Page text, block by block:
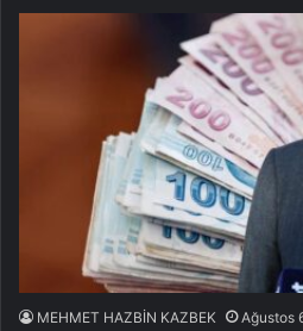
MEHMET HAZBİN KAZBEK Ağustos